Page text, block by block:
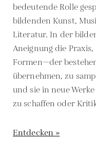
bedeutende Rolle
bildenden Kunst,
Literatur. In der
Aneignung die
Formen—der
übernehmen, zu
und sie in neue
zu schaffen oder
Entdecken »